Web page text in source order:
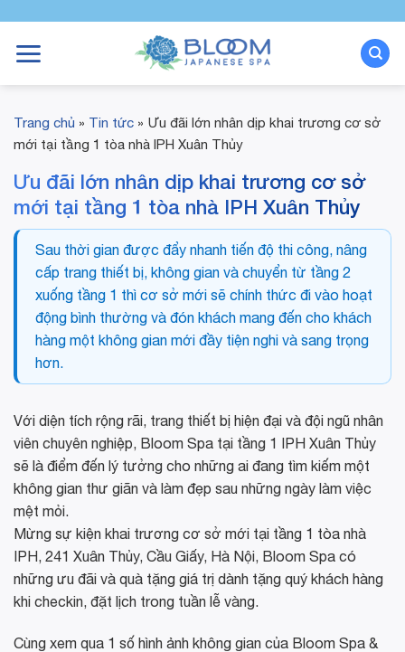
nội
Trang chủ » Tin tức » Ưu đãi lớn nhân dịp khai trương cơ sở
mới tại tầng 1 tòa nhà IPH Xuân Thủy
Ưu đãi lớn nhân dịp khai trương cơ sở
mới tại tầng 1 tòa nhà IPH Xuân Thủy
Sau thời gian được đẩy nhanh tiến độ thi công, nâng
cấp trang thiết bị, không gian và chuyển từ tầng 2
xuống tầng 1 thì cơ sở mới sẽ chính thức đi vào hoạt
động bình thường và đón khách mang đến cho khách
hàng một không gian mới đầy tiện nghi và sang trọng
hơn.
Với diện tích rộng rãi, trang thiết bị hiện đại và đội ngũ nhân
viên chuyên nghiệp, Bloom Spa tại tầng 1 IPH Xuân Thủy
sẽ là điểm đến lý tưởng cho những ai đang tìm kiếm một
không gian thư giãn và làm đẹp sau những ngày làm việc
mệt mỏi.
Mừng sự kiện khai trương cơ sở mới tại tầng 1 tòa nhà
IPH, 241 Xuân Thủy, Cầu Giấy, Hà Nội, Bloom Spa có
những ưu đãi và quà tặng giá trị dành tặng quý khách hàng
khi checkin, đặt lịch trong tuần lễ vàng.
Cùng xem qua 1 số hình ảnh không gian của Bloom Spa &